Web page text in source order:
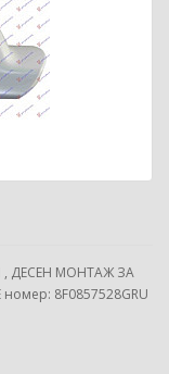
, ДЕСЕН МОНТАЖ ЗА
8F0857528GRU